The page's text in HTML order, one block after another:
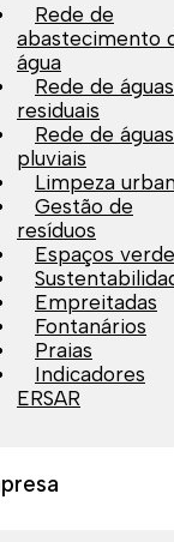
Rede de
abastecimento
água
Rede de águas
residuais
Rede de águas
pluviais
Limpeza
Gestão de
resíduos
Espaços
Empreitadas
Fontanários
Praias
Indicadores
ERSAR